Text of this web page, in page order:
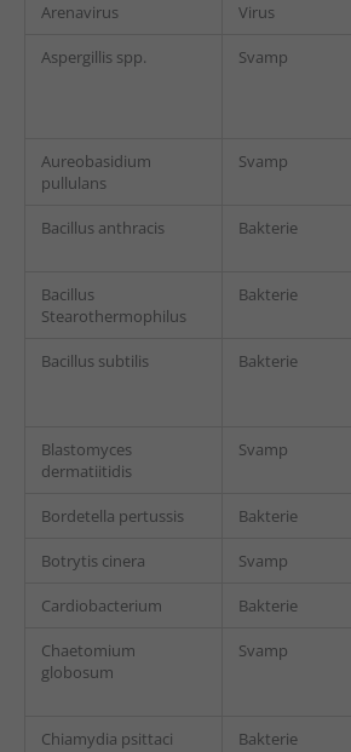
Arenavirus Virus
Aspergillis spp. Svamp
Aureobasidium
pullulans
Svamp
Bacillus anthracis Bakterie
Bacillus
Stearothermophilus
Bakterie
Bacillus subtilis Bakterie
Blastomyces
dermatiitidis
Svamp
Bordetella pertussis Bakterie
Botrytis cinera Svamp
Cardiobacterium Bakterie
Chaetomium
globosum
Svamp
Chiamydia psittaci Bakterie